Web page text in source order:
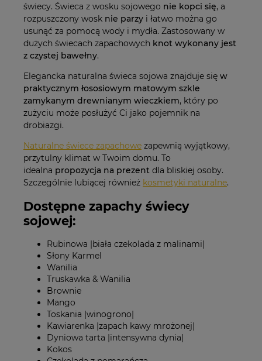
świecy. Świeca z wosku sojowego nie kopci się, a
rozpuszczony wosk nie parzy i łatwo można go
usunąć za pomocą wody i mydła. Zastosowany w
dużych świecach zapachowych knot wykonany jest
z czystej bawełny.
Elegancka naturalna świeca sojowa znajduje się w
praktycznym łososiowym matowym szkle
zamykanym drewnianym wieczkiem, który po
zużyciu może posłużyć Ci jako pojemnik na
drobiazgi.
Naturalne świece zapachowe zapewnią wyjątkowy,
przytulny klimat w Twoim domu. To
idealna propozycja na prezent dla bliskiej osoby.
Szczególnie lubiącej również kosmetyki naturalne.
Dostępne zapachy świecy
sojowej:
Rubinowa |biała czekolada z malinami|
Słony Karmel
Wanilia
Truskawka & Wanilia
Brownie
Mango
Toskania |winogrono|
Kawiarenka |zapach kawy mrożonej|
Dyniowa tarta |intensywna dynia|
Kokos